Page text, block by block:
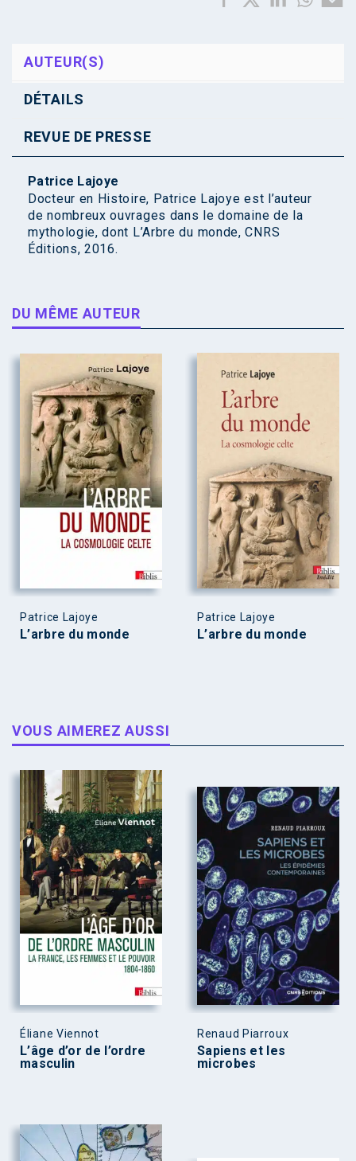
AUTEUR(S)
DÉTAILS
REVUE DE PRESSE
Patrice Lajoye
Docteur en Histoire, Patrice Lajoye est l’auteur
de nombreux ouvrages dans le domaine de la
mythologie, dont L’Arbre du monde, CNRS
Éditions, 2016.
DU MÊME AUTEUR
Patrice Lajoye
L’arbre du monde
Patrice Lajoye
L’arbre du monde
VOUS AIMEREZ AUSSI
Éliane Viennot
L’âge d’or de l’ordre
masculin
Renaud Piarroux
Sapiens et les
microbes